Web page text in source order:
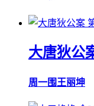
大唐狄公
周一围 王丽坤